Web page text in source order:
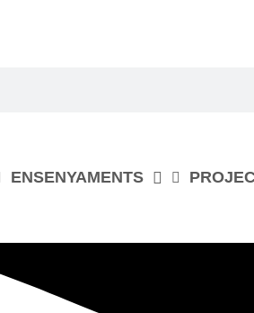
ENSENYAMENTS